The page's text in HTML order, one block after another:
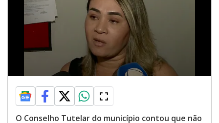
O Conselho Tutelar do município contou que não